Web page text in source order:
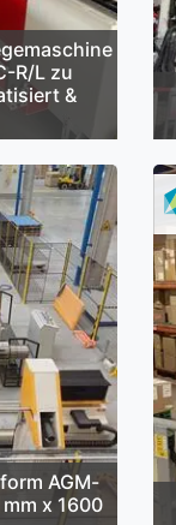
R/L zu
&
AGM-
x 1600